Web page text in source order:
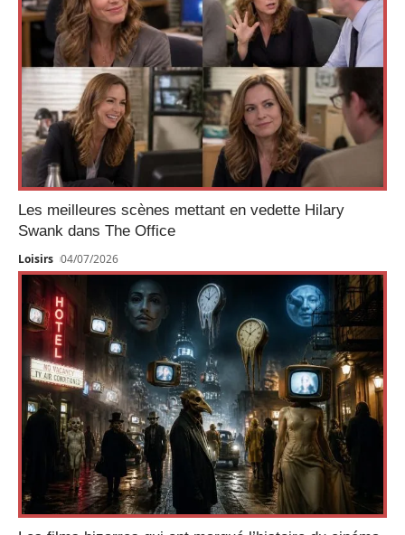
Les meilleures scènes mettant en vedette Hilary
Swank dans The Office
Loisirs 04/07/2026